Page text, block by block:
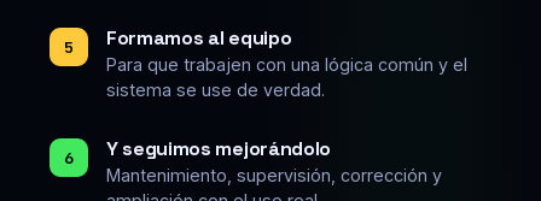
5 Formamos al equipo
Para que trabajen con una lógica común y el
sistema se use de verdad.
6 Y seguimos mejorándolo
Mantenimiento, supervisión, corrección y